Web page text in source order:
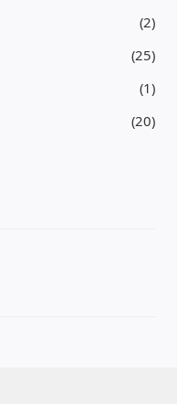
(2)
(25)
(1)
(20)